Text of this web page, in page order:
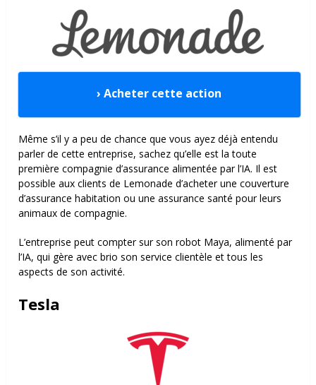
› Acheter cette action
Même s’il y a peu de chance que vous ayez déjà entendu
parler de cette entreprise, sachez qu’elle est la toute
première compagnie d’assurance alimentée par l’IA. Il est
possible aux clients de Lemonade d’acheter une couverture
d’assurance habitation ou une assurance santé pour leurs
animaux de compagnie.
L’entreprise peut compter sur son robot Maya, alimenté par
l’IA, qui gère avec brio son service clientèle et tous les
aspects de son activité.
Tesla